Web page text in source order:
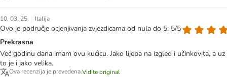
10. 03. 25. | Italija
Ovo je područje ocjenjivanja zvjezdicama od nula do 5: 5/5
Prekrasna
Već godinu dana imam ovu kućicu. Jako lijepa na izgled i učinkovita, a uz
to je i jako velika.
Ova recenzija je prevedena.Vidite original